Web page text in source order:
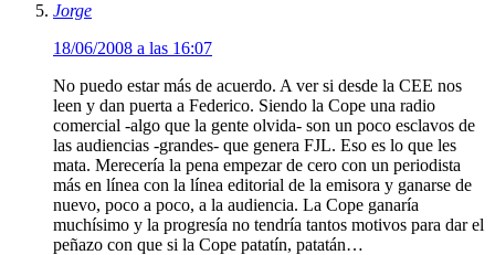
Jorge
18/06/2008 a las 16:07
No puedo estar más de acuerdo. A ver si desde la CEE nos
leen y dan puerta a Federico. Siendo la Cope una radio
comercial -algo que la gente olvida- son un poco esclavos de
las audiencias -grandes- que genera FJL. Eso es lo que les
mata. Merecería la pena empezar de cero con un periodista
más en línea con la línea editorial de la emisora y ganarse de
nuevo, poco a poco, a la audiencia. La Cope ganaría
muchísimo y la progresía no tendría tantos motivos para dar el
peñazo con que si la Cope patatín, patatán…